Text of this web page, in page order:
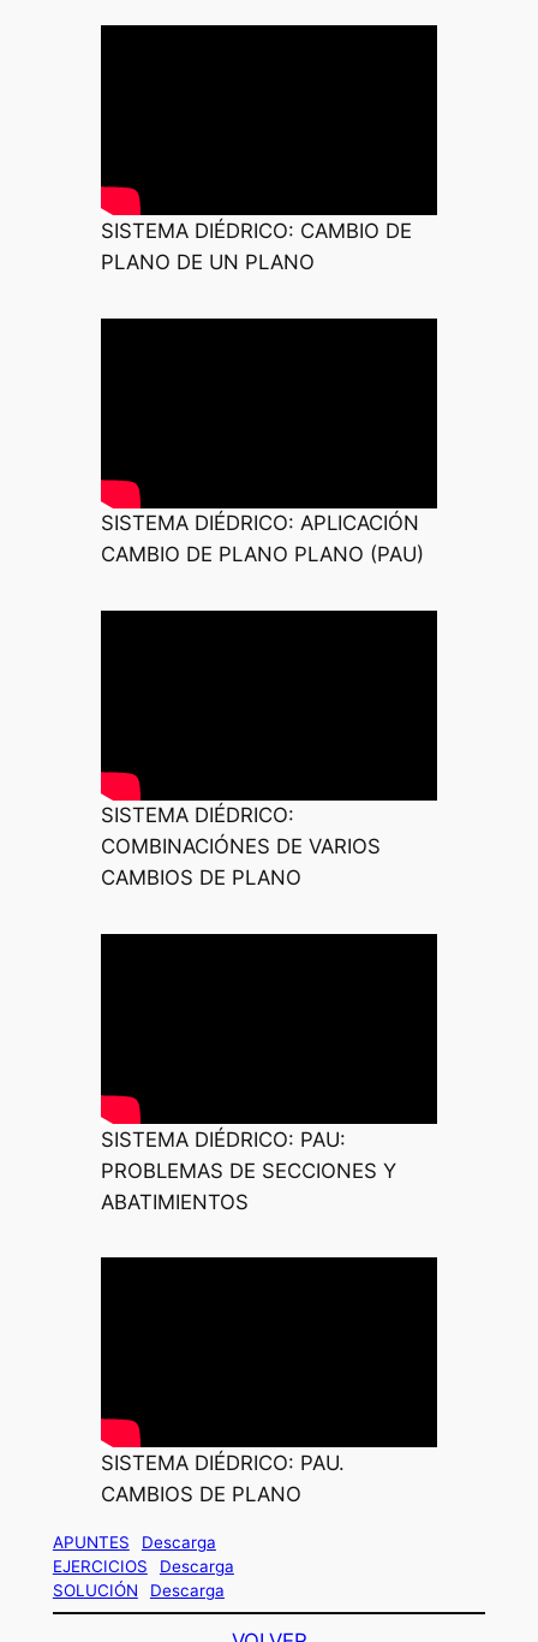
SISTEMA DIÉDRICO: CAMBIO DE
PLANO DE UN PLANO
SISTEMA DIÉDRICO: APLICACIÓN
CAMBIO DE PLANO PLANO (PAU)
SISTEMA DIÉDRICO:
COMBINACIÓNES DE VARIOS
CAMBIOS DE PLANO
SISTEMA DIÉDRICO: PAU:
PROBLEMAS DE SECCIONES Y
ABATIMIENTOS
SISTEMA DIÉDRICO: PAU.
CAMBIOS DE PLANO
APUNTES
Descarga
EJERCICIOS
Descarga
SOLUCIÓN
Descarga